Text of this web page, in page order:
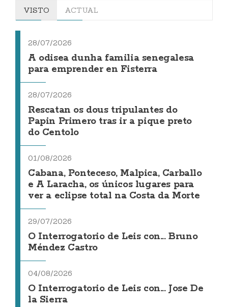
VISTO ACTUAL
28/07/2026
A odisea dunha familia senegalesa
para emprender en Fisterra
28/07/2026
Rescatan os dous tripulantes do
Papin Primero tras ir a pique preto
do Centolo
01/08/2026
Cabana, Ponteceso, Malpica, Carballo
e A Laracha, os únicos lugares para
ver a eclipse total na Costa da Morte
29/07/2026
O Interrogatorio de Leis con... Bruno
Méndez Castro
04/08/2026
O Interrogatorio de Leis con... Jose De
la Sierra